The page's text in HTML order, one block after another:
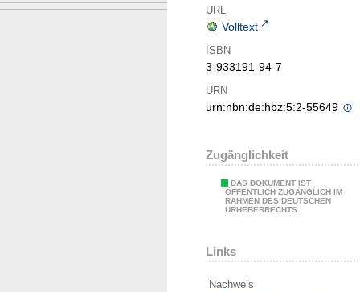
URL
Volltext
ISBN
3-933191-94-7
URN
urn:nbn:de:hbz:5:2-55649
Zugänglichkeit
DAS DOKUMENT IST
ÖFFENTLICH ZUGÄNGLICH IM
RAHMEN DES DEUTSCHEN
URHEBERRECHTS.
Links
Nachweis